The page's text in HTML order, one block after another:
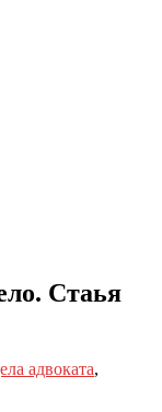
Стаья
адвоката,